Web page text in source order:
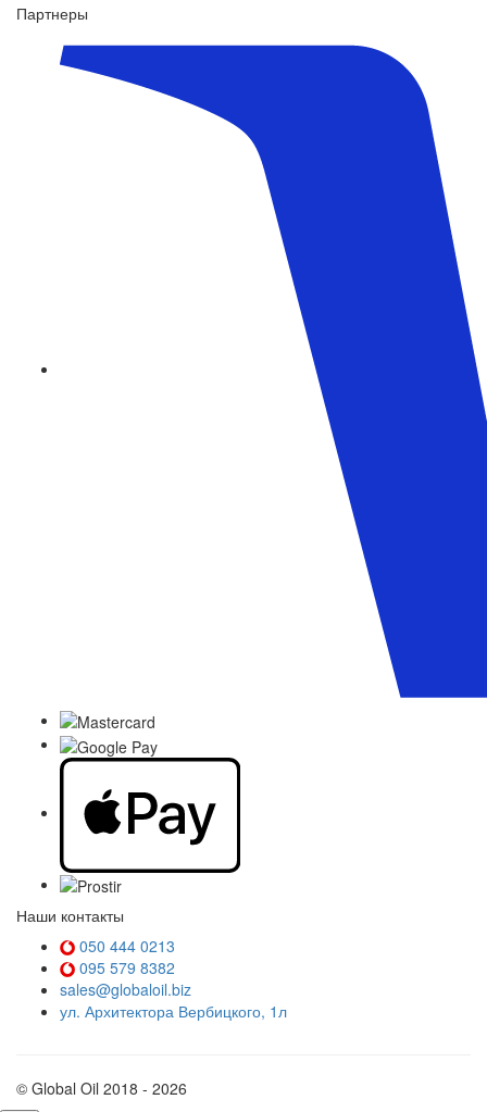
Партнеры
Наши контакты
050 444 0213
095 579 8382
sales@globaloil.biz
ул. Архитектора Вербицкого, 1л
© Global Oil 2018 - 2026